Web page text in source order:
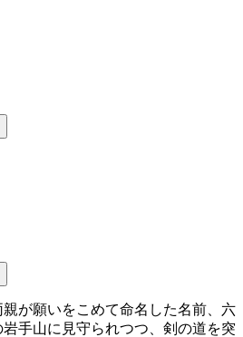
が願いをこめて命名した名前、六
手山に見守られつつ、剣の道を突